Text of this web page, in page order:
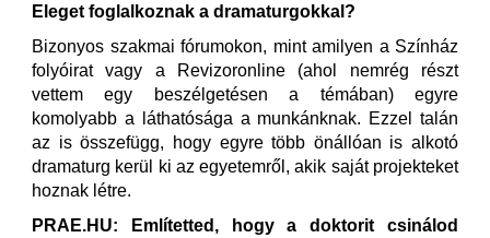
Eleget foglalkoznak a dramaturgokkal?
Bizonyos szakmai fórumokon, mint amilyen a Színház
folyóirat vagy a Revizoronline (ahol nemrég részt
vettem egy beszélgetésen a témában) egyre
komolyabb a láthatósága a munkánknak. Ezzel talán
az is összefügg, hogy egyre több önállóan is alkotó
dramaturg kerül ki az egyetemről, akik saját projekteket
hoznak létre.
PRAE.HU: Említetted, hogy a doktorit csinálod